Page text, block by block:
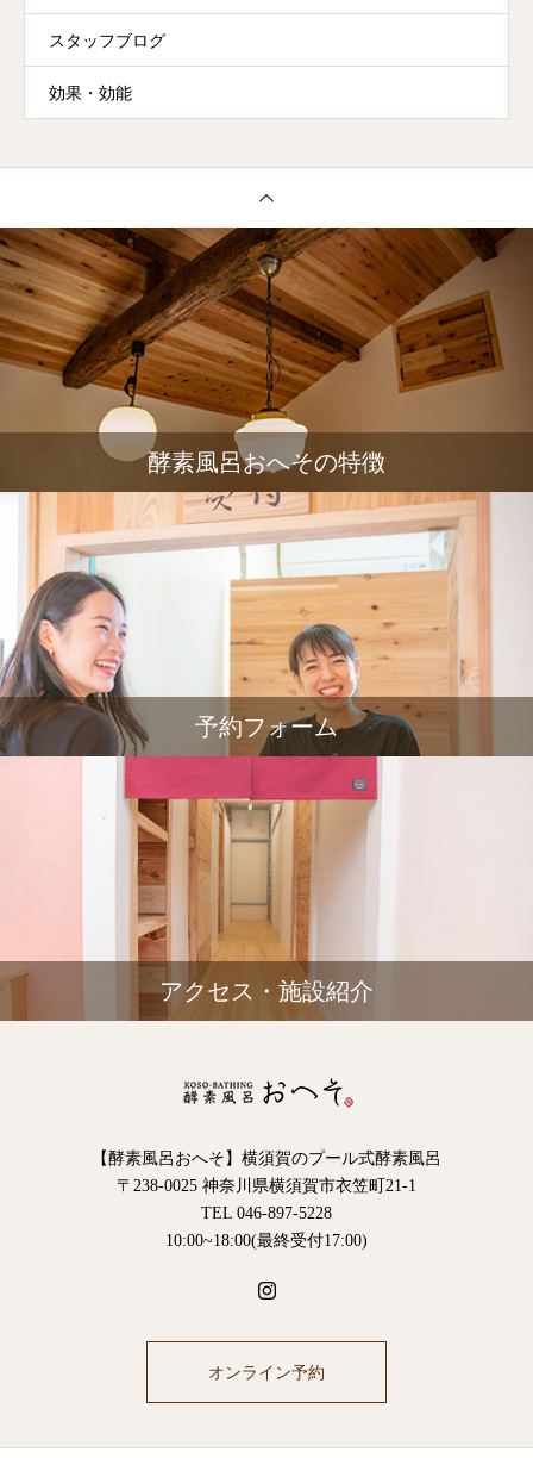
スタッフブログ
効果・効能
酵素風呂おへその特徴
予約フォーム
アクセス・施設紹介
【酵素風呂おへそ】横須賀のプール式酵素風呂
〒238-0025 神奈川県横須賀市衣笠町21-1
TEL 046-897-5228
10:00~18:00(最終受付17:00)
オンライン予約